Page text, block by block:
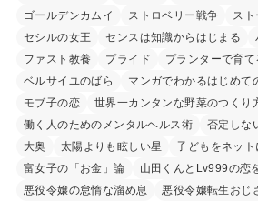
ゴールデンカムイ
ストロベリー戦争
ス
セシルの女王
センスは知識からはじまる
ファスト教養
プライド
プランターで育
ベルサイユのばら
マンガでわかるはじめて
モブ子の恋
世界一カンタンな野菜のつくり
働く人のためのメンタルヘルス術
否定しな
大奥
太陽よりも眩しい星
子どもをネット
富女子の「お金」論
山田くんとLv999の恋
悪役令嬢の怠惰な溜め息
悪役令嬢転生おじ